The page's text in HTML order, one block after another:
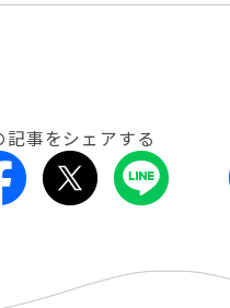
記事をシェアする